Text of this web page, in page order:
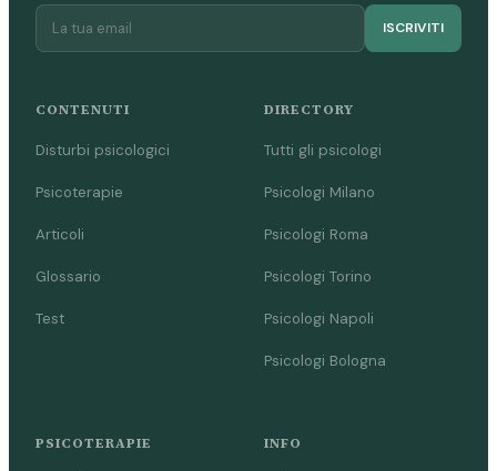
ISCRIVITI
CONTENUTI
Disturbi psicologici
Psicoterapie
Articoli
Glossario
Test
DIRECTORY
Tutti gli psicologi
Psicologi Milano
Psicologi Roma
Psicologi Torino
Psicologi Napoli
Psicologi Bologna
PSICOTERAPIE INFO